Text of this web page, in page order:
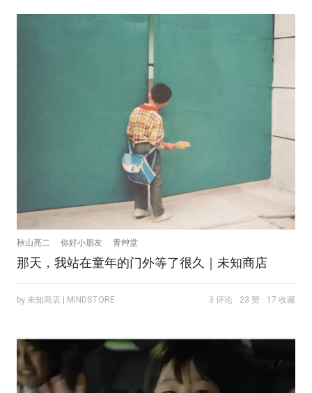
秋山亮二 你好小朋友 青艸堂
那天，我站在童年的门外等了很久｜未知商店
by 未知商店 | MINDSTORE 3 评论 23 赞 17 收藏